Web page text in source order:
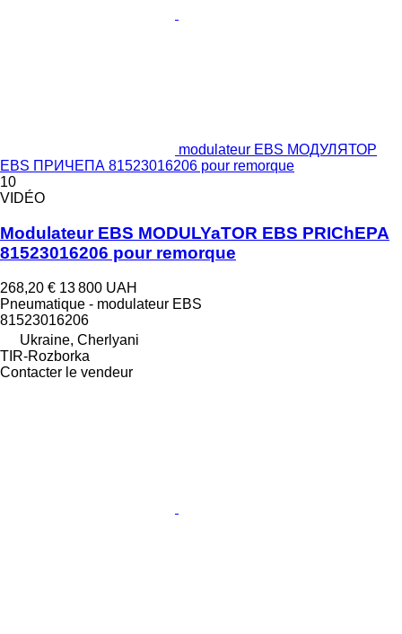
modulateur EBS МОДУЛЯТОР
EBS ПРИЧЕПА 81523016206 pour remorque
10
VIDÉO
Modulateur EBS MODULYaTOR EBS PRIChEPA
81523016206 pour remorque
268,20 € 13 800 UAH
Pneumatique - modulateur EBS
81523016206
Ukraine, Cherlyani
TIR-Rozborka
Contacter le vendeur